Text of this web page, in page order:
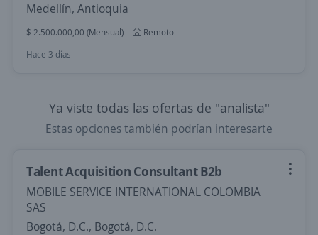
Medellín, Antioquia
$ 2.500.000,00 (Mensual)
Remoto
Hace 3 días
Ya viste todas las ofertas de "analista"
Estas opciones también podrían interesarte
Talent Acquisition Consultant B2b
MOBILE SERVICE INTERNATIONAL COLOMBIA
SAS
Bogotá, D.C., Bogotá, D.C.